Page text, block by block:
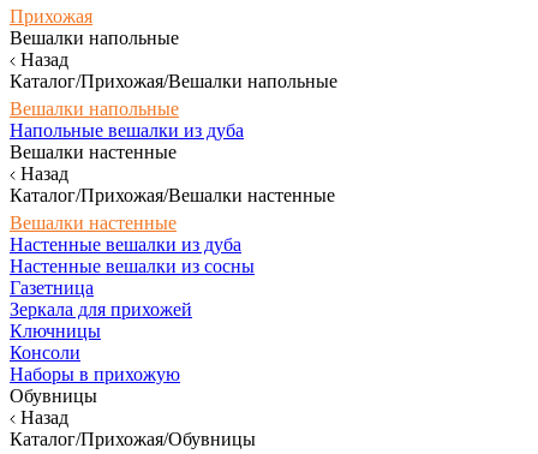
Прихожая
Вешалки напольные
Назад
Каталог/Прихожая/Вешалки напольные
Вешалки напольные
Напольные вешалки из дуба
Вешалки настенные
Назад
Каталог/Прихожая/Вешалки настенные
Вешалки настенные
Настенные вешалки из дуба
Настенные вешалки из сосны
Газетница
Зеркала для прихожей
Ключницы
Консоли
Наборы в прихожую
Обувницы
Назад
Каталог/Прихожая/Обувницы